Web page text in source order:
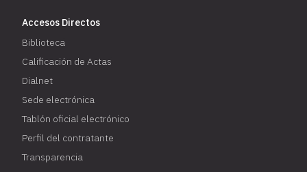
Accesos Directos
Biblioteca
Calificación de Actas
Dialnet
Sede electrónica
Tablón oficial electrónico
Perfil del contratante
Transparencia